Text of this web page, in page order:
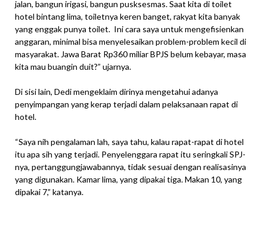
jalan, bangun irigasi, bangun pusksesmas. Saat kita di toilet
hotel bintang lima, toiletnya keren banget, rakyat kita banyak
yang enggak punya toilet. Ini cara saya untuk mengefisienkan
anggaran, minimal bisa menyelesaikan problem-problem kecil di
masyarakat. Jawa Barat Rp360 miliar BPJS belum kebayar, masa
kita mau buangin duit?” ujarnya.
Di sisi lain, Dedi mengeklaim dirinya mengetahui adanya
penyimpangan yang kerap terjadi dalam pelaksanaan rapat di
hotel.
“Saya nih pengalaman lah, saya tahu, kalau rapat-rapat di hotel
itu apa sih yang terjadi. Penyelenggara rapat itu seringkali SPJ-
nya, pertanggungjawabannya, tidak sesuai dengan realisasinya
yang digunakan. Kamar lima, yang dipakai tiga. Makan 10, yang
dipakai 7,” katanya.